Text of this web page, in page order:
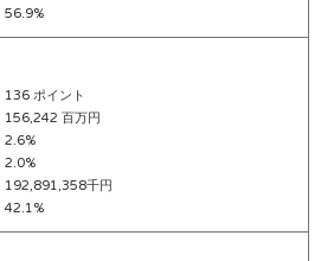
56.9%
136 ポイント
156,242 百万円
2.6%
2.0%
192,891,358千円
42.1%